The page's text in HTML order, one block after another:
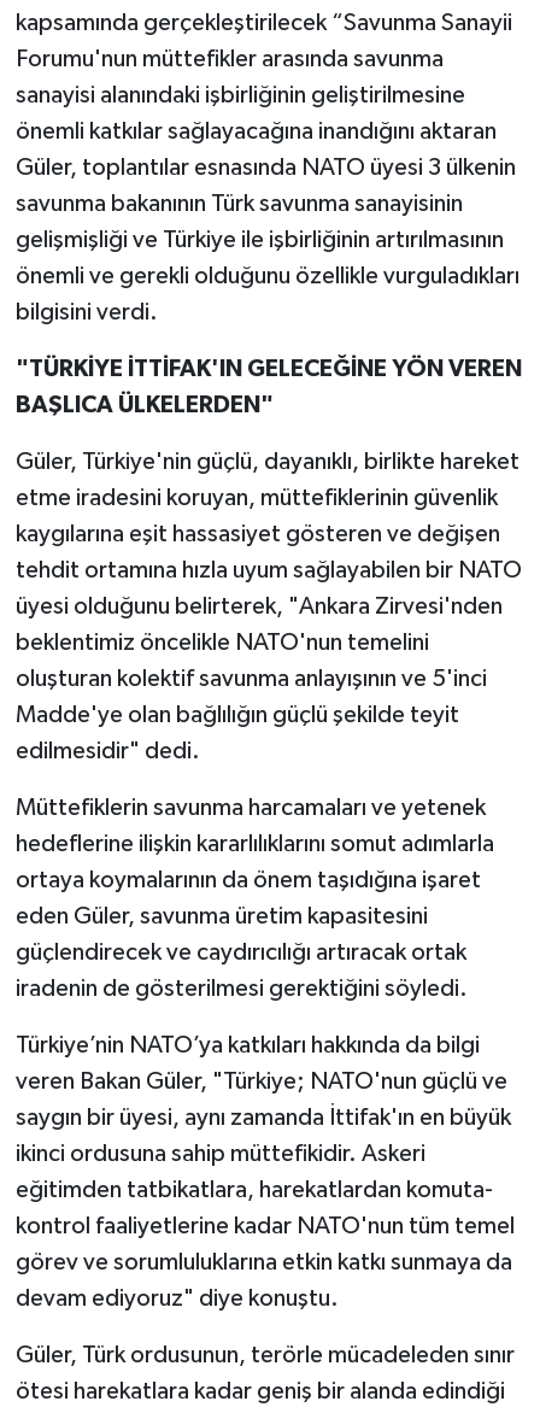
kapsamında gerçekleştirilecek “Savunma Sanayii
Forumu'nun müttefikler arasında savunma
sanayisi alanındaki işbirliğinin geliştirilmesine
önemli katkılar sağlayacağına inandığını aktaran
Güler, toplantılar esnasında NATO üyesi 3 ülkenin
savunma bakanının Türk savunma sanayisinin
gelişmişliği ve Türkiye ile işbirliğinin artırılmasının
önemli ve gerekli olduğunu özellikle vurguladıkları
bilgisini verdi.
"TÜRKİYE İTTİFAK'IN GELECEĞİNE YÖN VEREN
BAŞLICA ÜLKELERDEN"
Güler, Türkiye'nin güçlü, dayanıklı, birlikte hareket
etme iradesini koruyan, müttefiklerinin güvenlik
kaygılarına eşit hassasiyet gösteren ve değişen
tehdit ortamına hızla uyum sağlayabilen bir NATO
üyesi olduğunu belirterek, "Ankara Zirvesi'nden
beklentimiz öncelikle NATO'nun temelini
oluşturan kolektif savunma anlayışının ve 5'inci
Madde'ye olan bağlılığın güçlü şekilde teyit
edilmesidir" dedi.
Müttefiklerin savunma harcamaları ve yetenek
hedeflerine ilişkin kararlılıklarını somut adımlarla
ortaya koymalarının da önem taşıdığına işaret
eden Güler, savunma üretim kapasitesini
güçlendirecek ve caydırıcılığı artıracak ortak
iradenin de gösterilmesi gerektiğini söyledi.
Türkiye’nin NATO’ya katkıları hakkında da bilgi
veren Bakan Güler, "Türkiye; NATO'nun güçlü ve
saygın bir üyesi, aynı zamanda İttifak'ın en büyük
ikinci ordusuna sahip müttefikidir. Askeri
eğitimden tatbikatlara, harekatlardan komuta-
kontrol faaliyetlerine kadar NATO'nun tüm temel
görev ve sorumluluklarına etkin katkı sunmaya da
devam ediyoruz" diye konuştu.
Güler, Türk ordusunun, terörle mücadeleden sınır
ötesi harekatlara kadar geniş bir alanda edindiği